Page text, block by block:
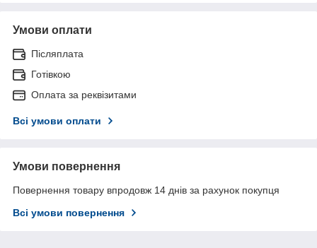
Умови оплати
Післяплата
Готівкою
Оплата за реквізитами
Всі умови оплати
Умови повернення
Повернення товару впродовж 14 днів за рахунок покупця
Всі умови повернення